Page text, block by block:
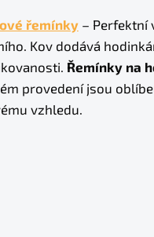
řemínky– Perfektní
Kov dodává
Řemínky na
provedení jsou
vzhledu.